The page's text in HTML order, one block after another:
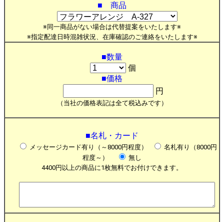
■ 商品
※同一商品がない場合は代替提案をいたします※
※指定配達日時混雑状況、在庫確認のご連絡をいたします※
■数量
個
■価格
円
（当社の価格表記は全て税込みです）
■名札・カード
メッセージカード有り（～8000円程度）
名札有り（8000円
程度～）
無し
4400円以上の商品に1枚無料でお付けできます。